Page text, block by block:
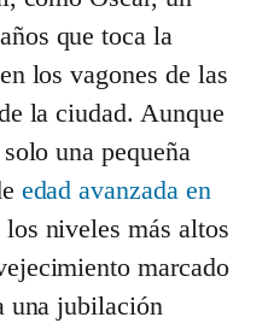
que toca la
los vagones de las
la ciudad. Aunque
una pequeña
edad avanzada en
niveles más altos
marcado
una jubilación